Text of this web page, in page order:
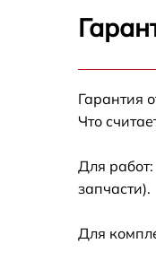
3051ci
Гарантия
Что
Для
запчасти).
Для